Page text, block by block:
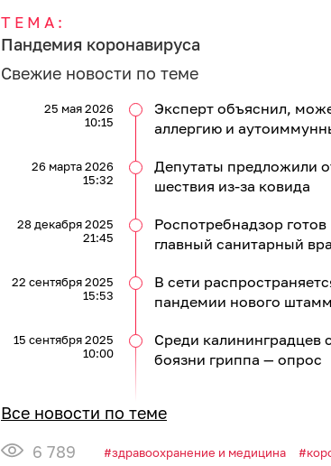
ТЕМА:
Пандемия коронавируса
Свежие новости по теме
Эксперт объяснил,
аллергию и
25 мая 2026
10:15
Депутаты предложили
шествия из-за ковида
26 марта 2026
15:32
Роспотребнадзор
главный санитарный
28 декабря 2025
21:45
В сети
пандемии нового
22 сентября 2025
15:53
Среди калининградцев
боязни гриппа — опрос
15 сентября 2025
10:00
Все новости по теме
6 789
здравоохранение и медицина